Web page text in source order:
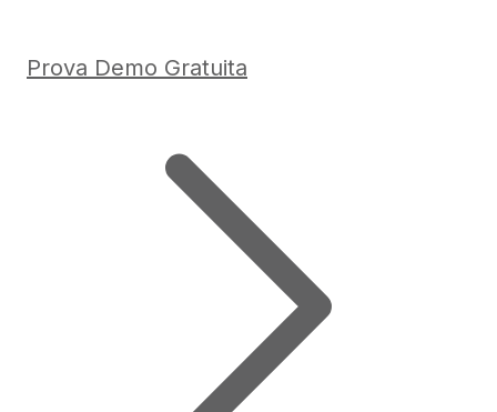
Prova Demo Gratuita